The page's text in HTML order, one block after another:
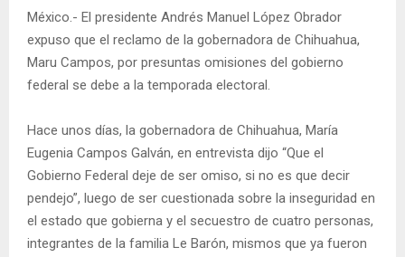
México.- El presidente Andrés Manuel López Obrador
expuso que el reclamo de la gobernadora de Chihuahua,
Maru Campos, por presuntas omisiones del gobierno
federal se debe a la temporada electoral.
Hace unos días, la gobernadora de Chihuahua, María
Eugenia Campos Galván, en entrevista dijo “Que el
Gobierno Federal deje de ser omiso, si no es que decir
pendejo”, luego de ser cuestionada sobre la inseguridad en
el estado que gobierna y el secuestro de cuatro personas,
integrantes de la familia Le Barón, mismos que ya fueron